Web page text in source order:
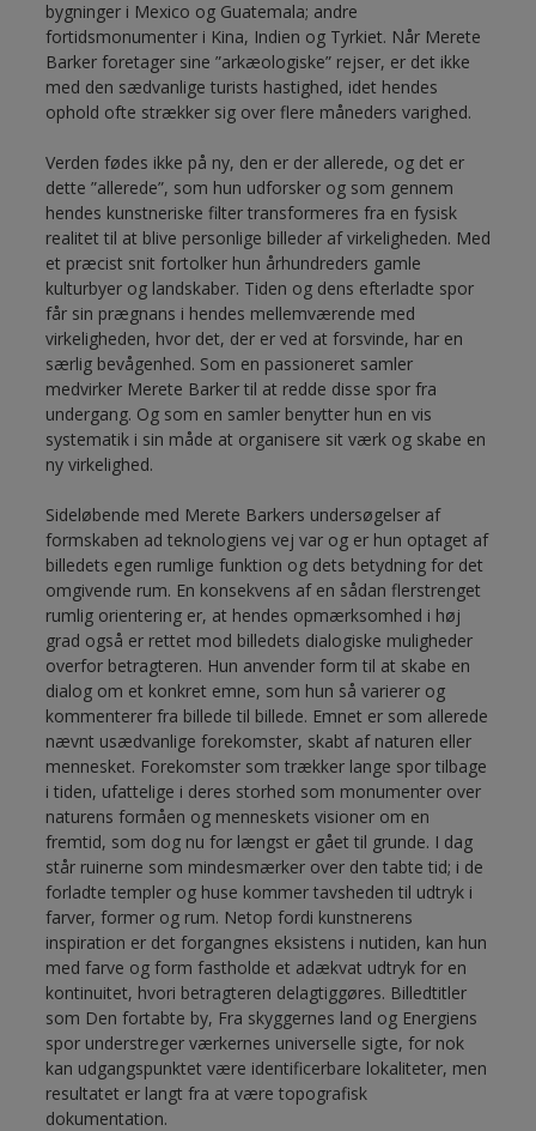
bygninger i Mexico og Guatemala; andre
fortidsmonumenter i Kina, Indien og Tyrkiet. Når Merete
Barker foretager sine ”arkæologiske” rejser, er det ikke
med den sædvanlige turists hastighed, idet hendes
ophold ofte strækker sig over flere måneders varighed.
Verden fødes ikke på ny, den er der allerede, og det er
dette ”allerede”, som hun udforsker og som gennem
hendes kunstneriske filter transformeres fra en fysisk
realitet til at blive personlige billeder af virkeligheden. Med
et præcist snit fortolker hun århundreders gamle
kulturbyer og landskaber. Tiden og dens efterladte spor
får sin prægnans i hendes mellemværende med
virkeligheden, hvor det, der er ved at forsvinde, har en
særlig bevågenhed. Som en passioneret samler
medvirker Merete Barker til at redde disse spor fra
undergang. Og som en samler benytter hun en vis
systematik i sin måde at organisere sit værk og skabe en
ny virkelighed.
Sideløbende med Merete Barkers undersøgelser af
formskaben ad teknologiens vej var og er hun optaget af
billedets egen rumlige funktion og dets betydning for det
omgivende rum. En konsekvens af en sådan flerstrenget
rumlig orientering er, at hendes opmærksomhed i høj
grad også er rettet mod billedets dialogiske muligheder
overfor betragteren. Hun anvender form til at skabe en
dialog om et konkret emne, som hun så varierer og
kommenterer fra billede til billede. Emnet er som allerede
nævnt usædvanlige forekomster, skabt af naturen eller
mennesket. Forekomster som trækker lange spor tilbage
i tiden, ufattelige i deres storhed som monumenter over
naturens formåen og menneskets visioner om en
fremtid, som dog nu for længst er gået til grunde. I dag
står ruinerne som mindesmærker over den tabte tid; i de
forladte templer og huse kommer tavsheden til udtryk i
farver, former og rum. Netop fordi kunstnerens
inspiration er det forgangnes eksistens i nutiden, kan hun
med farve og form fastholde et adækvat udtryk for en
kontinuitet, hvori betragteren delagtiggøres. Billedtitler
som Den fortabte by, Fra skyggernes land og Energiens
spor understreger værkernes universelle sigte, for nok
kan udgangspunktet være identificerbare lokaliteter, men
resultatet er langt fra at være topografisk
dokumentation.